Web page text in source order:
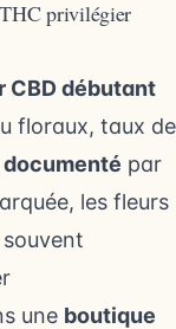
privilégier
CBD débutant
floraux, taux de
par
les fleurs
une boutique